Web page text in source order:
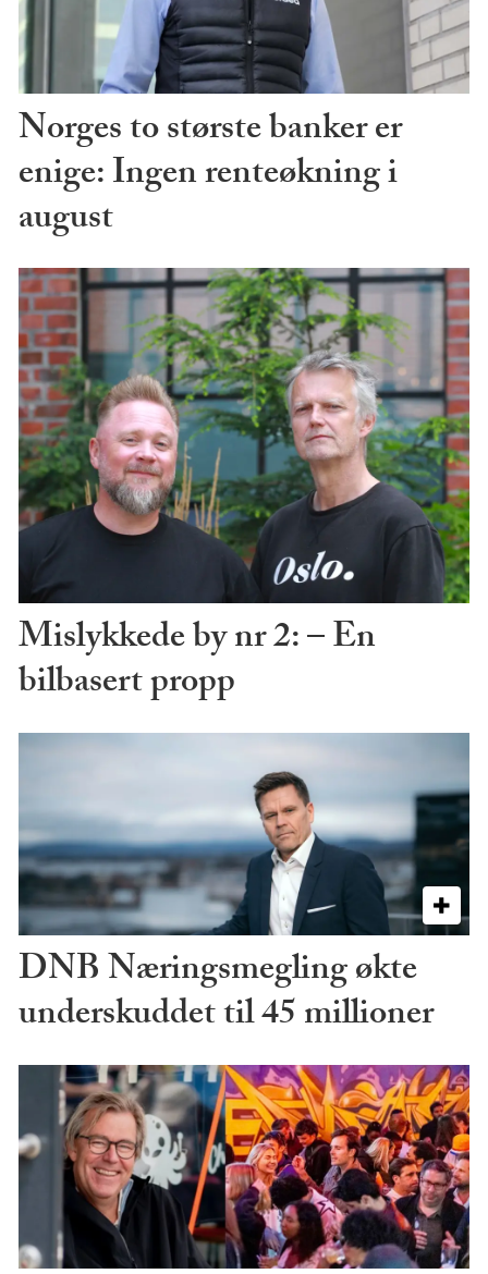
Norges to største banker er
enige: Ingen renteøkning i
august
Mislykkede by nr 2: – En
bilbasert propp
DNB Næringsmegling økte
underskuddet til 45 millioner